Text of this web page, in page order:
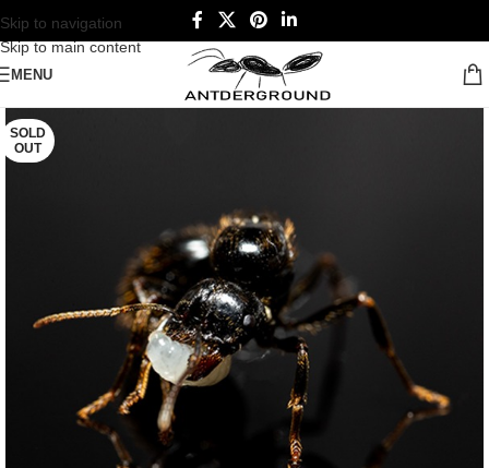
Skip to navigation
Skip to main content
MENU
SOLD
OUT